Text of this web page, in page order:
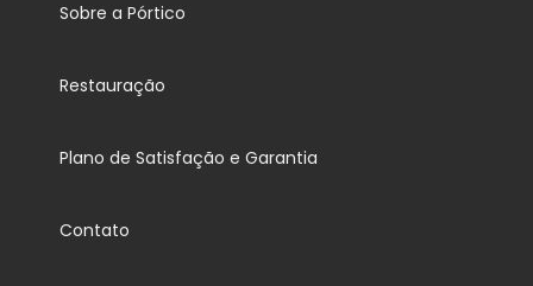
Sobre a Pórtico
Restauração
Plano de Satisfação e Garantia
Contato